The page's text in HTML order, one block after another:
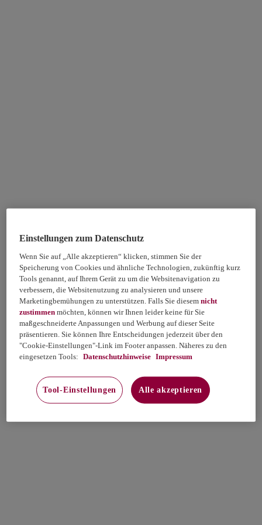
Einstellungen zum Datenschutz
Wenn Sie auf „Alle akzeptieren“ klicken, stimmen Sie der
Speicherung von Cookies und ähnliche Technologien, zukünftig kurz
Tools genannt, auf Ihrem Gerät zu um die Websitenavigation zu
verbessern, die Websitenutzung zu analysieren und unsere
Marketingbemühungen zu unterstützen. Falls Sie diesemnicht
zustimmen möchten, können wir Ihnen leider keine für Sie
maßgeschneiderte Anpassungen und Werbung auf dieser Seite
präsentieren. Sie können Ihre Entscheidungen jederzeit über den
"Cookie-Einstellungen"-Link im Footer anpassen. Näheres zu den
eingesetzen Tools: Datenschutzhinweise Impressum
Tool-Einstellungen Alle akzeptieren